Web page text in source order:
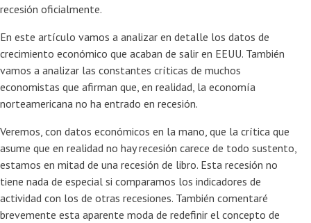
recesión oficialmente.
En este artículo vamos a analizar en detalle los datos de
crecimiento económico que acaban de salir en EEUU. También
vamos a analizar las constantes críticas de muchos
economistas que afirman que, en realidad, la economía
norteamericana no ha entrado en recesión.
Veremos, con datos económicos en la mano, que la crítica que
asume que en realidad no hay recesión carece de todo sustento,
estamos en mitad de una recesión de libro. Esta recesión no
tiene nada de especial si comparamos los indicadores de
actividad con los de otras recesiones. También comentaré
brevemente esta aparente moda de redefinir el concepto de